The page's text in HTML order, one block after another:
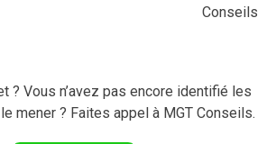
Conseils
? Vous n’avez pas encore identifié les
mener ? Faites appel à MGT Conseils.